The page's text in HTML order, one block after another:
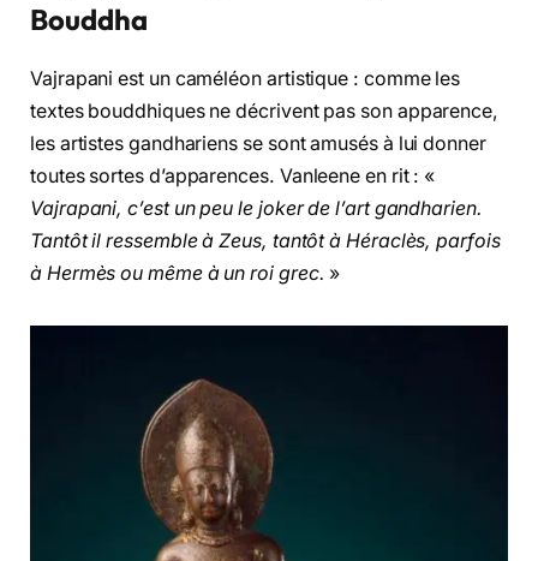
Bouddha
Vajrapani est un caméléon artistique : comme les
textes bouddhiques ne décrivent pas son apparence,
les artistes gandhariens se sont amusés à lui donner
toutes sortes d’apparences. Vanleene en rit : «
Vajrapani, c’est un peu le joker de l’art gandharien.
Tantôt il ressemble à Zeus, tantôt à Héraclès, parfois
à Hermès ou même à un roi grec. »